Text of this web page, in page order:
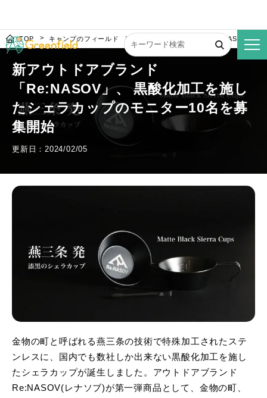
TOP キャンプのフィールド 新アウトドアブランド「Re:NASOV」
新アウトドアブランド
「Re:NASOV」、 黒酸化加工を施し
たシェラカップのモニター10名を募
集開始
更新日：2024/02/05
金物の町と呼ばれる燕三条の技術で特殊加工されたステ
ンレスに、国内でも数社しか出来ない黒酸化加工を施し
たシェラカップが誕生しました。アウトドアブランド
Re:NASOV(レナソブ)が第一弾商品として、金物の町、